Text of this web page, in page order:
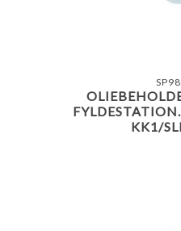
KK1/